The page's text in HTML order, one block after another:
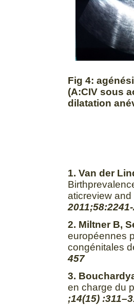
Fig 4:
(A:CIV sous
dilatation
1. Van der
aticreview
2. Miltner B,
européennes
congénitales
457
3.
en charge du
;14(15)